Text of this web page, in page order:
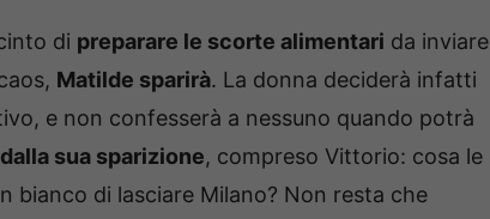
di preparare le scorte alimentari da inviare
Matilde sparirà. La donna deciderà infatti
e non confesserà a nessuno quando potrà
sua sparizione, compreso Vittorio: cosa le
bianco di lasciare Milano? Non resta che